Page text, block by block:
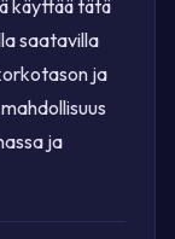
käyttää tätä
saatavilla
ja
ja